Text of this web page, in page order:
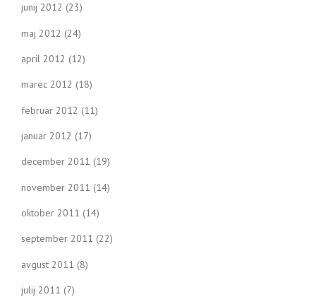
junij 2012 (23)
maj 2012 (24)
april 2012 (12)
marec 2012 (18)
februar 2012 (11)
januar 2012 (17)
december 2011 (19)
november 2011 (14)
oktober 2011 (14)
september 2011 (22)
avgust 2011 (8)
julij 2011 (7)